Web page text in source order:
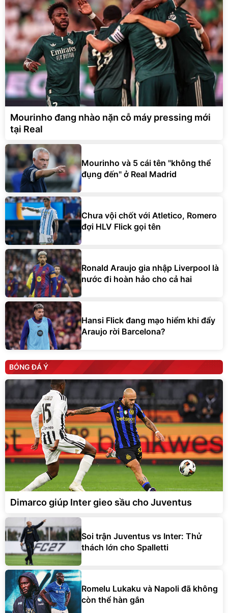
Mourinho đang nhào nặn cỗ máy pressing mới
tại Real
Mourinho và 5 cái tên "không thể
đụng đến" ở Real Madrid
Chưa vội chốt với Atletico, Romero
đợi HLV Flick gọi tên
Ronald Araujo gia nhập Liverpool là
nước đi hoàn hảo cho cả hai
Hansi Flick đang mạo hiểm khi đẩy
Araujo rời Barcelona?
BÓNG ĐÁ Ý
Dimarco giúp Inter gieo sầu cho Juventus
Soi trận Juventus vs Inter: Thử
thách lớn cho Spalletti
Romelu Lukaku và Napoli đã không
còn thể hàn gắn